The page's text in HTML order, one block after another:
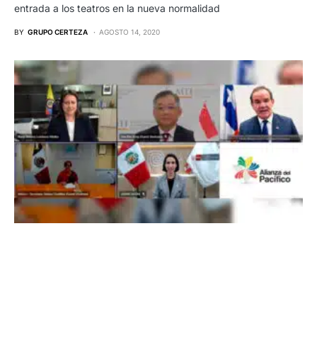
entrada a los teatros en la nueva normalidad
BY GRUPO CERTEZA AGOSTO 14, 2020